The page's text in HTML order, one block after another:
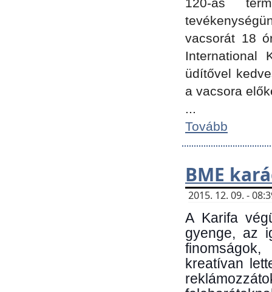
vacsorát 18
International
üdítővel
a vacsora
...
Tovább
BME
2015. 12. 09. -
A Karifa
gyenge, az
kreatívan